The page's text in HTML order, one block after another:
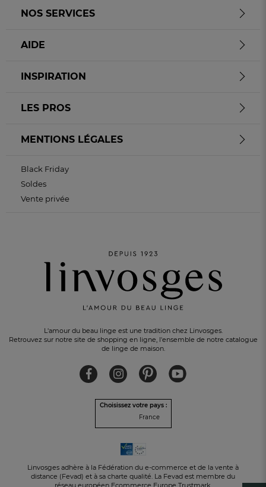
PAIEMENT EN 3 FOISsans frais avec Alma
L'amour du beau linge est une tradition chez Linvosges.
Retrouvez sur notre site de shopping en ligne, l'ensemble de notre catalogue
de linge de maison.
Choisissez votre pays :
France
Linvosges adhère à la Fédération du e-commerce et de la vente à
distance (Fevad) et à sa charte qualité. La Fevad est membre du
réseau européen Ecommerce Europe Trustmark.
NOS SERVICES
AIDE
INSPIRATION
LES PROS
MENTIONS LÉGALES
Black Friday
Soldes
Vente privée